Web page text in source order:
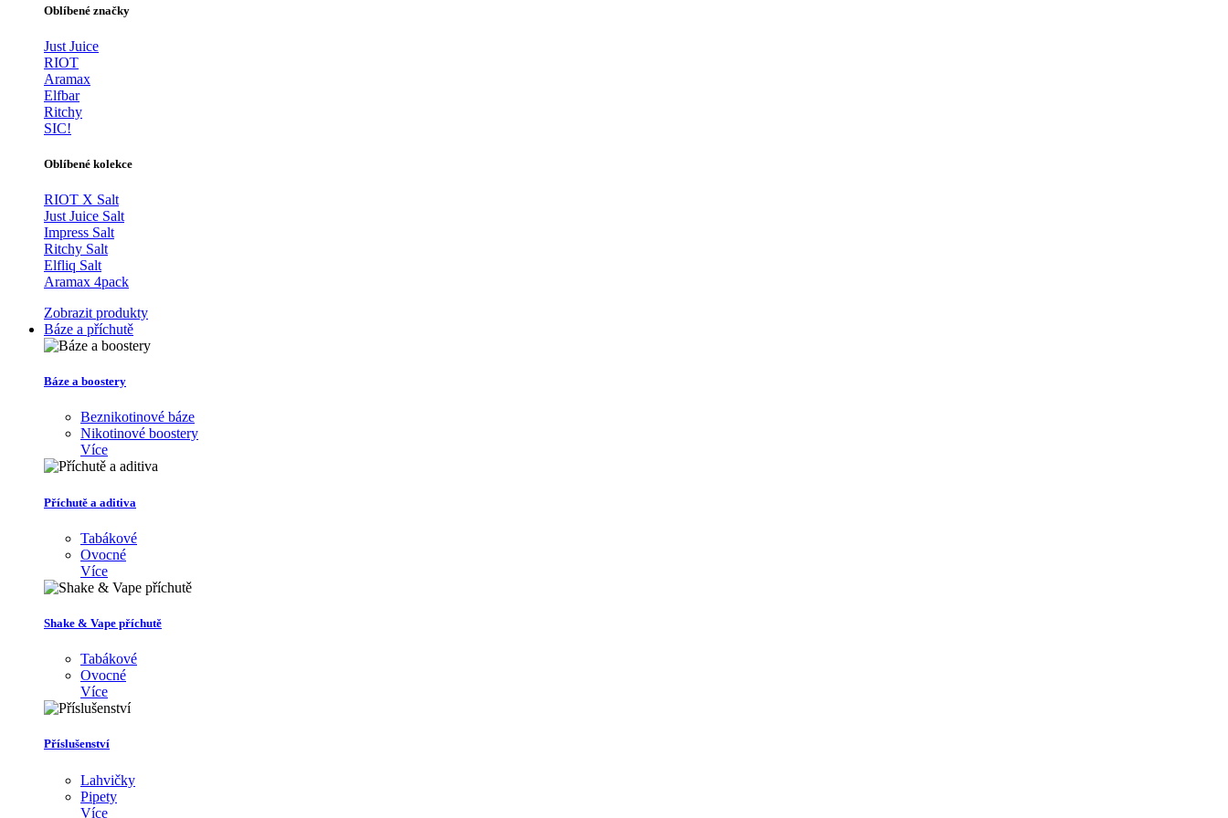
Oblíbené značky
Just Juice
RIOT
Aramax
Elfbar
Ritchy
SIC!
Oblíbené kolekce
RIOT X Salt
Just Juice Salt
Impress Salt
Ritchy Salt
Elfliq Salt
Aramax 4pack
Zobrazit produkty
Báze a příchutě
Báze a boostery
Beznikotinové báze
Nikotinové boostery
Více
Příchutě a aditiva
Tabákové
Ovocné
Více
Shake & Vape příchutě
Tabákové
Ovocné
Více
Příslušenství
Lahvičky
Pipety
Více